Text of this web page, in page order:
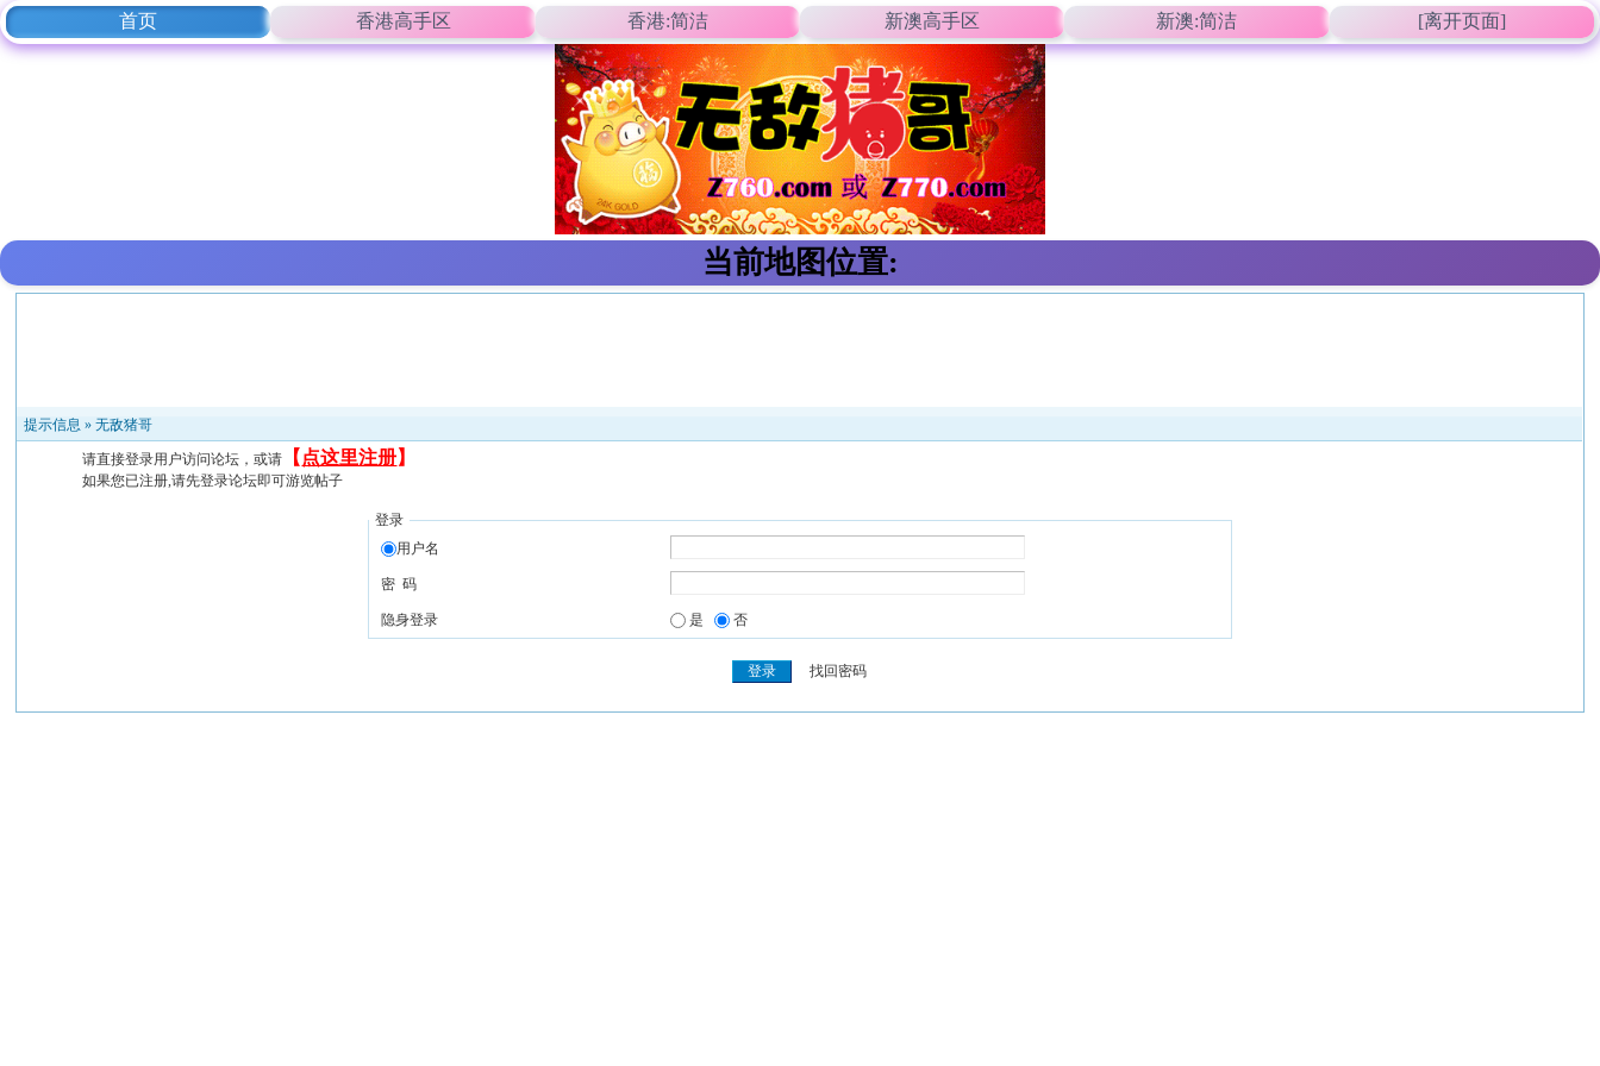
首页 香港高手区 香港:简洁 新澳高手区 新澳:简洁 [离开页面]
当前地图位置:
提示信息 »无敌猪哥
请直接登录用户访问论坛，或请 【 点这里注册】
如果您已注册,请先登录论坛即可游览帖子
登录
用户名
密 码
隐身登录 是 否
找回密码